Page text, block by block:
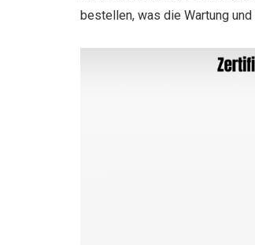
bestellen, was die Wartung